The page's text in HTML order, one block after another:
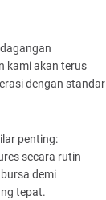
kami akan terus
dengan standar
penting:
secara rutin
demi
tepat.